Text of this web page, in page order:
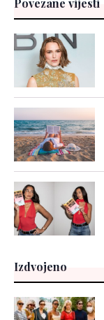
Povezane vijesti
Izdvojeno